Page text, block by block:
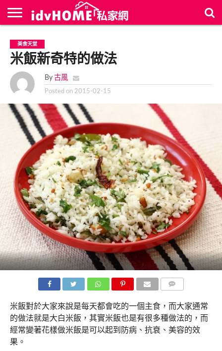
新
文
章
聯
絡
我
們
首
頁
美食天堂
米飯新奇特的做法
By 古風
Posted on 2015-02-15
米飯對於大家來說是每天都會吃的一個主食，而大家通常
的做法就是大白米飯，其實米飯也是有很多種做法的，而
經常變著花樣做米飯是可以起到防病、抗衰、美容的效
果。